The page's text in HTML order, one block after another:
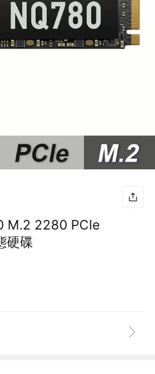
M.2 2280 PCIe
硬碟